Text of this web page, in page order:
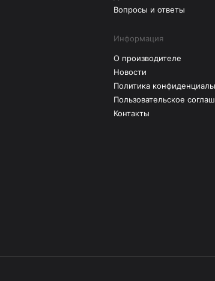
Вопросы и ответы
Информация
О производителе
Новости
Политика
Пользовательское
Контакты